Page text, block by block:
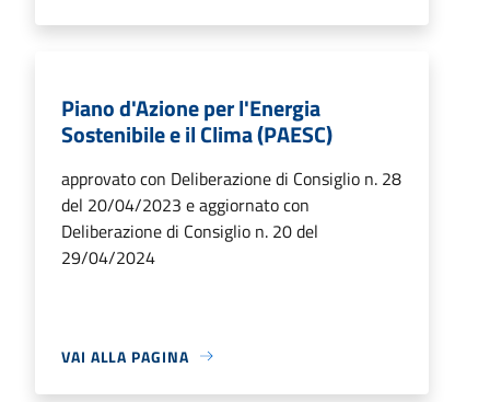
Piano d'Azione per l'Energia
Sostenibile e il Clima (PAESC)
approvato con Deliberazione di Consiglio n. 28
del 20/04/2023 e aggiornato con
Deliberazione di Consiglio n. 20 del
29/04/2024
VAI ALLA PAGINA